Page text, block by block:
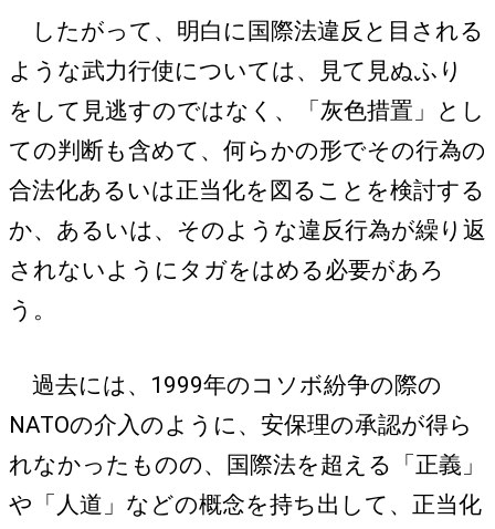
したがって、明白に国際法違反と目される
ような武力行使については、見て見ぬふり
をして見逃すのではなく、「灰色措置」とし
ての判断も含めて、何らかの形でその行為の
合法化あるいは正当化を図ることを検討する
か、あるいは、そのような違反行為が繰り返
されないようにタガをはめる必要があろ
う。
過去には、1999年のコソボ紛争の際の
NATOの介入のように、安保理の承認が得ら
れなかったものの、国際法を超える「正義」
や「人道」などの概念を持ち出して、正当化